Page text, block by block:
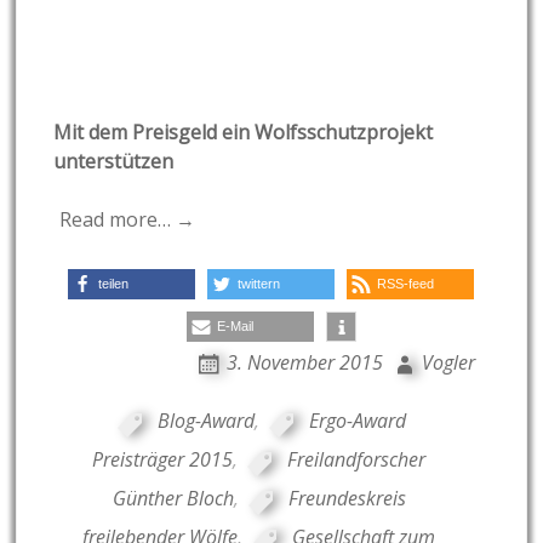
Mit dem Preisgeld ein Wolfsschutzprojekt
unterstützen
Read more… →
teilen twittern RSS-feed
E-Mail
3. November 2015 Vogler
Blog-Award,
Ergo-Award
Preisträger 2015,
Freilandforscher
Günther Bloch,
Freundeskreis
freilebender Wölfe, Gesellschaft zum